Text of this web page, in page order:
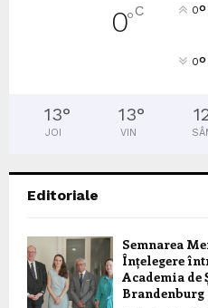
0°C 0°
0°
13°
JOI
13°
VIN
Editoriale
Semnarea
Înțelegere
Academia
Brandenburg